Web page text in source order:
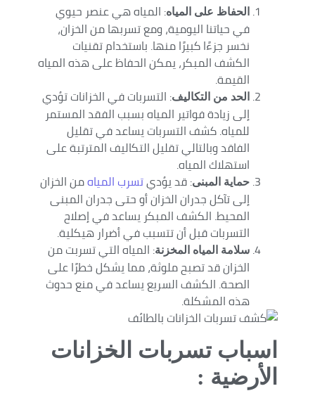
الحفاظ على المياه: المياه هي عنصر حيوي
في حياتنا اليومية، ومع تسربها من الخزان،
نخسر جزءًا كبيرًا منها. باستخدام تقنيات
الكشف المبكر، يمكن الحفاظ على هذه المياه
القيمة.
الحد من التكاليف: التسربات في الخزانات تؤدي
إلى زيادة فواتير المياه بسبب الفقد المستمر
للمياه. كشف التسربات يساعد في تقليل
الفاقد وبالتالي تقليل التكاليف المترتبة على
استهلاك المياه.
حماية المبنى: قد يؤديتسرب المياهمن الخزان
إلى تآكل جدران الخزان أو حتى جدران المبنى
المحيط. الكشف المبكر يساعد في إصلاح
التسربات قبل أن تتسبب في أضرار هيكلية.
سلامة المياه المخزنة: المياه التي تسربت من
الخزان قد تصبح ملوثة، مما يشكل خطرًا على
الصحة. الكشف السريع يساعد في منع حدوث
هذه المشكلة.
اسباب تسربات الخزانات
الأرضية :